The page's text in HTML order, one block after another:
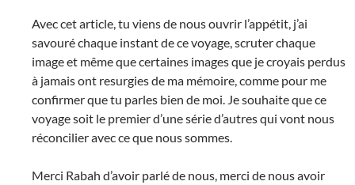
Avec cet article, tu viens de nous ouvrir l’appétit, j’ai
savouré chaque instant de ce voyage, scruter chaque
image et même que certaines images que je croyais perdus
à jamais ont resurgies de ma mémoire, comme pour me
confirmer que tu parles bien de moi. Je souhaite que ce
voyage soit le premier d’une série d’autres qui vont nous
réconcilier avec ce que nous sommes.
Merci Rabah d’avoir parlé de nous, merci de nous avoir